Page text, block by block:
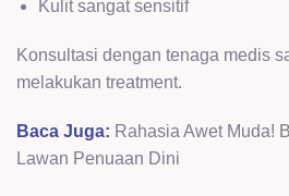
Kulit sangat sensitif
Konsultasi dengan tenaga medis
melakukan treatment.
Baca Juga: Rahasia Awet Muda!
Lawan Penuaan Dini